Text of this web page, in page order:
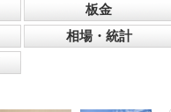
板金
相場・統計